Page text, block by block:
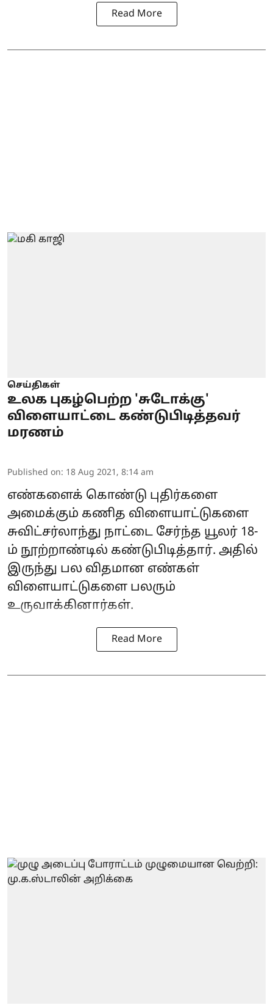
Read More
செய்திகள்
உலக புகழ்பெற்ற 'சுடோக்கு'
விளையாட்டை கண்டுபிடித்தவர்
மரணம்
Published on: 18 Aug 2021, 8:14 am
எண்களைக் கொண்டு புதிர்களை
அமைக்கும் கணித விளையாட்டுகளை
சுவிட்சர்லாந்து நாட்டை சேர்ந்த யூலர் 18-
ம் நூற்றாண்டில் கண்டுபிடித்தார். அதில்
இருந்து பல விதமான எண்கள்
விளையாட்டுகளை பலரும்
உருவாக்கினார்கள்.
Read More